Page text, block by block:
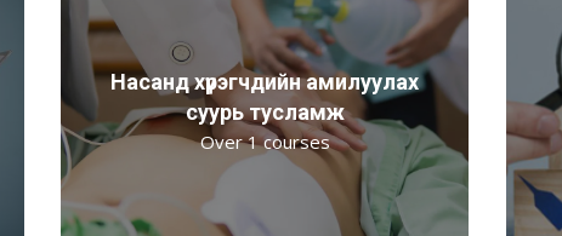
Насанд хүрэгчдийн амилуулах
суурь тусламж
Over 1 courses